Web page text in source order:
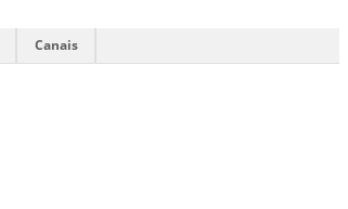
Canais